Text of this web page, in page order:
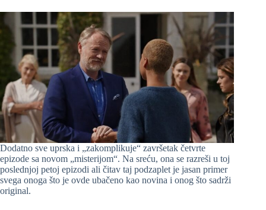
Dodatno sve uprska i „zakomplikuje“ završetak četvrte
epizode sa novom „misterijom“. Na sreću, ona se razreši u toj
poslednjoj petoj epizodi ali čitav taj podzaplet je jasan primer
svega onoga što je ovde ubačeno kao novina i onog što sadrži
original.